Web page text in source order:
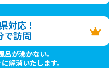
対応！
で訪問
呂が沸かない。
解消いたします。